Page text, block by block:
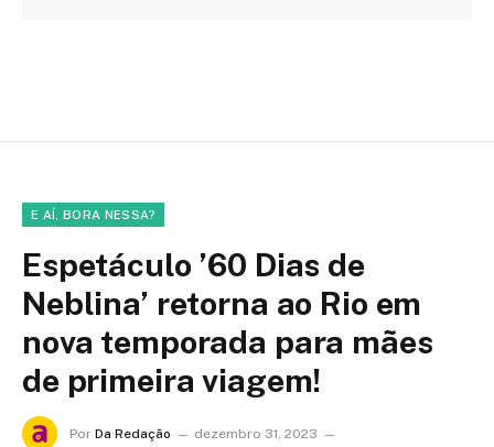
E AÍ, BORA NESSA?
Espetáculo ’60 Dias de
Neblina’ retorna ao Rio em
nova temporada para mães
de primeira viagem!
Por Da Redação
dezembro 31, 2023